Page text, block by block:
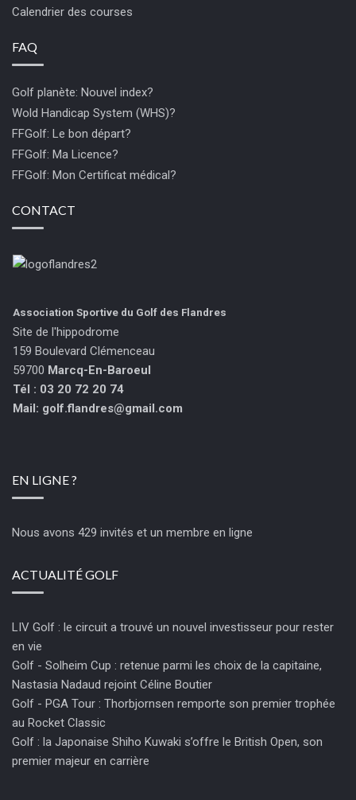
Calendrier des courses
FAQ
Golf planète: Nouvel index?
Wold Handicap System (WHS)?
FFGolf: Le bon départ?
FFGolf: Ma Licence?
FFGolf: Mon Certificat médical?
CONTACT
Association Sportive du Golf des Flandres
Site de l'hippodrome
159 Boulevard Clémenceau
59700 Marcq-En-Baroeul
Tél : 03 20 72 20 74
Mail: golf.flandres@gmail.com
EN LIGNE ?
Nous avons 429 invités et un membre en ligne
ACTUALITÉ GOLF
LIV Golf : le circuit a trouvé un nouvel investisseur pour rester
en vie
Golf - Solheim Cup : retenue parmi les choix de la capitaine,
Nastasia Nadaud rejoint Céline Boutier
Golf - PGA Tour : Thorbjornsen remporte son premier trophée
au Rocket Classic
Golf : la Japonaise Shiho Kuwaki s’offre le British Open, son
premier majeur en carrière